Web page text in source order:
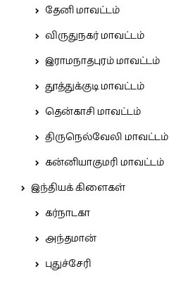
தேனி மாவட்டம்
விருதுநகர் மாவட்டம்
இராமநாதபுரம் மாவட்டம்
தூத்துக்குடி மாவட்டம்
தென்காசி மாவட்டம்
திருநெல்வேலி மாவட்டம்
கன்னியாகுமரி மாவட்டம்
இந்தியக் கிளைகள்
கர்நாடகா
அந்தமான்
புதுச்சேரி